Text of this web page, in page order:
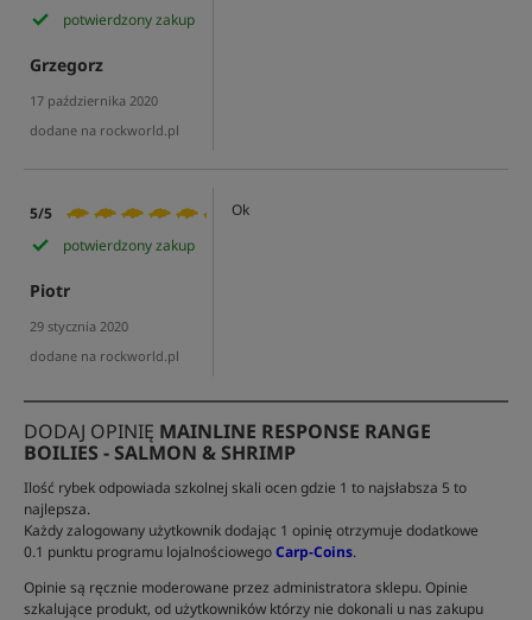
potwierdzony zakup
Grzegorz
17 października 2020
dodane na rockworld.pl
5/5
potwierdzony zakup
Piotr
29 stycznia 2020
dodane na rockworld.pl
Ok
DODAJ OPINIĘ MAINLINE RESPONSE RANGE
BOILIES - SALMON & SHRIMP
Ilość rybek odpowiada szkolnej skali ocen gdzie 1 to najsłabsza 5 to
najlepsza.
Każdy zalogowany użytkownik dodając 1 opinię otrzymuje dodatkowe
0.1 punktu programu lojalnościowegoCarp-Coins.
Opinie są ręcznie moderowane przez administratora sklepu. Opinie
szkalujące produkt, od użytkowników którzy nie dokonali u nas zakupu